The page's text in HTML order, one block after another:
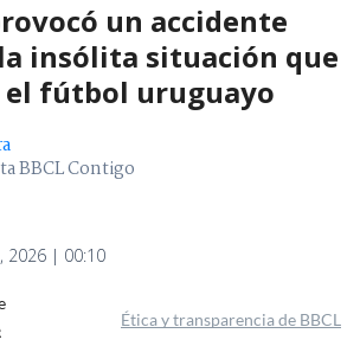
un accidente
insólita situación que
el fútbol uruguayo
BBCL Contigo
2026 | 00:10
Ética y transparencia de BBCL